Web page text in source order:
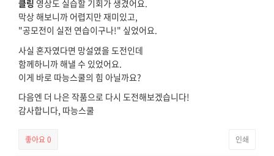
클링 영상도 실습할 기회가 생겼어요.
막상 해보니까 어렵지만 재미있고,
"공모전이 실전 연습이구나!" 싶었어요.
사실 혼자였다면 망설였을 도전인데
함께하니까 해낼 수 있었어요.
이게 바로 따능스쿨의 힘 아닐까요?
다음엔 더 나은 작품으로 다시 도전해보겠습니다!
감사합니다, 따능스쿨
좋아요0 인쇄